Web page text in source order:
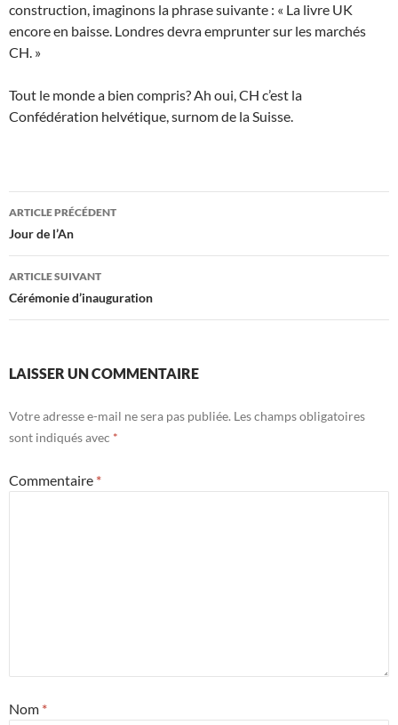
construction, imaginons la phrase suivante : « La livre UK
encore en baisse. Londres devra emprunter sur les marchés
CH. »
Tout le monde a bien compris? Ah oui, CH c’est la
Confédération helvétique, surnom de la Suisse.
Navigation
des
articles
ARTICLE PRÉCÉDENT
Jour de l’An
ARTICLE SUIVANT
Cérémonie d’inauguration
LAISSER UN COMMENTAIRE
Votre adresse e-mail ne sera pas publiée. Les champs obligatoires
sont indiqués avec *
Commentaire *
Nom *